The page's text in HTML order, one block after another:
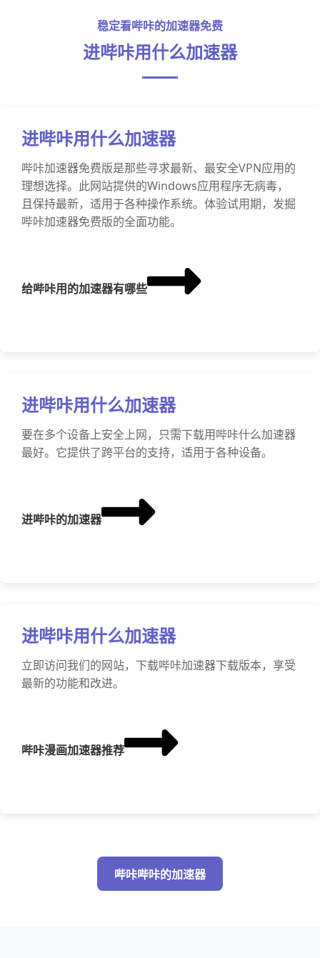
稳定看哔咔的加速器免费
进哔咔用什么加速器
进哔咔用什么加速器
哔咔加速器免费版是那些寻求最新、最安全VPN应用的
理想选择。此网站提供的Windows应用程序无病毒，
且保持最新，适用于各种操作系统。体验试用期，发掘
哔咔加速器免费版的全面功能。
给哔咔用的加速器有哪些
进哔咔用什么加速器
要在多个设备上安全上网，只需下载用哔咔什么加速器
最好。它提供了跨平台的支持，适用于各种设备。
进哔咔的加速器
进哔咔用什么加速器
立即访问我们的网站，下载哔咔加速器下载版本，享受
最新的功能和改进。
哔咔漫画加速器推荐
哔咔哔咔的加速器